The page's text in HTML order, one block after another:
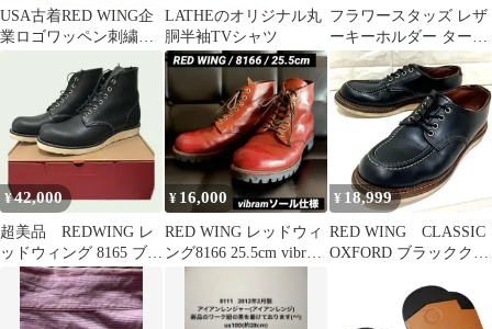
USA古着RED WING企
業ロゴワッペン刺繍
LATHEのオリジナル丸
胴半袖TVシャツ
フラワースタッズ レザ
ーキーホルダー ターコ
イズ htc calee
¥42,000
超美品 REDWING レ
ッドウィング 8165 ブー
ツ 27cm
¥ 16,000
RED WING レッドウィ
ング8166 25.5cm vibram
¥ 18,999
RED WING CLASSIC
OXFORD ブラッククロ